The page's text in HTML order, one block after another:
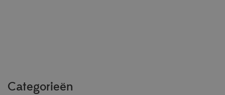
Categorieën